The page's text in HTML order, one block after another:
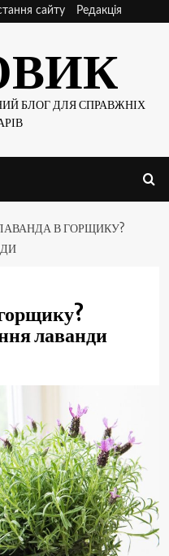
сайту Редакція
БЛОГ ДЛЯ СПРАВЖНІХ
В ГОРЩИКУ?
лаванди